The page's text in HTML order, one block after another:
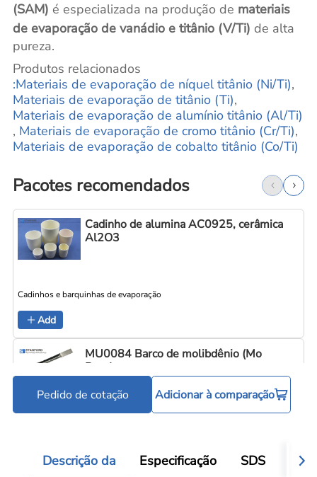
(SAM) é especializada na produção de materiais
de evaporação de vanádio e titânio (V/Ti) de alta
pureza.
Produtos relacionados
:Materiais de evaporação de níquel titânio (Ni/Ti),
Materiais de evaporação de titânio (Ti),
Materiais de evaporação de alumínio titânio (Al/Ti)
, Materiais de evaporação de cromo titânio (Cr/Ti),
Materiais de evaporação de cobalto titânio (Co/Ti)
Pacotes recomendados
Cadinho de alumina AC0925, cerâmica
Al2O3
Cadinhos e barquinhas de evaporação
Add
MU0084 Barco de molibdênio (Mo
Boat)
Pedido de cotação Adicionar à comparação
Descrição da Especificação SDS